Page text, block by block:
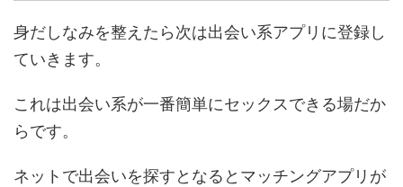
身だしなみを整えたら次は出会い系アプリに登録し
ていきます。
これは出会い系が一番簡単にセックスできる場だか
らです。
ネットで出会いを探すとなるとマッチングアプリが